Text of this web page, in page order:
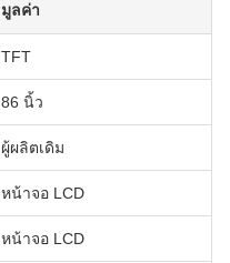
มูลค่า
TFT
86 นิ้ว
ผู้ผลิตเดิม
หน้าจอ LCD
หน้าจอ LCD